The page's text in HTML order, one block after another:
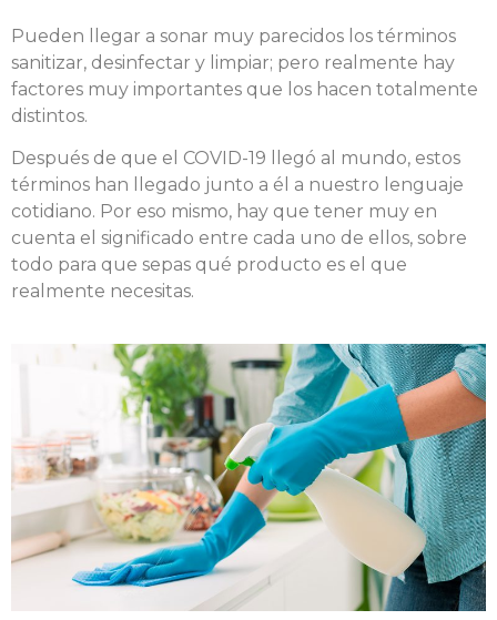
Pueden llegar a sonar muy parecidos los términos
sanitizar, desinfectar y limpiar; pero realmente hay
factores muy importantes que los hacen totalmente
distintos.
Después de que el COVID-19 llegó al mundo, estos
términos han llegado junto a él a nuestro lenguaje
cotidiano. Por eso mismo, hay que tener muy en
cuenta el significado entre cada uno de ellos, sobre
todo para que sepas qué producto es el que
realmente necesitas.